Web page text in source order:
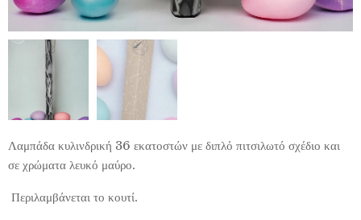
Λαμπάδα κυλινδρική 36 εκατοστών με διπλό πιτσιλωτό σχέδιο και
σε χρώματα λευκό μαύρο.
Περιλαμβάνεται το κουτί.